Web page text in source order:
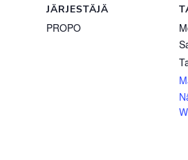
JÄRJESTÄJÄ
PROPO